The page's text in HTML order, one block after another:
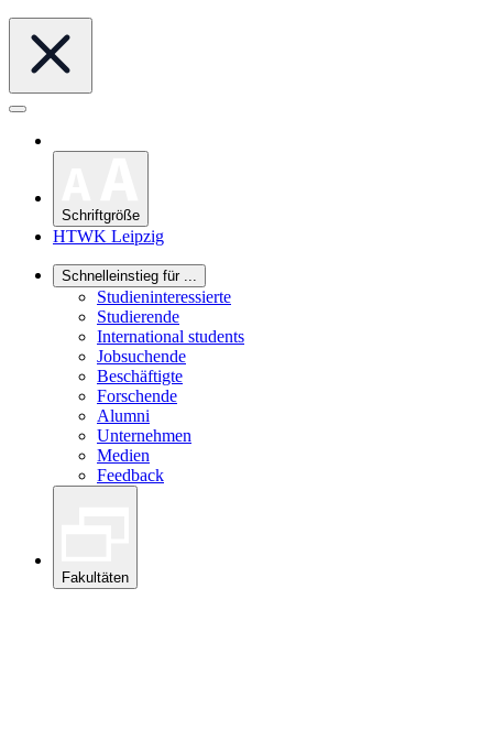
Schriftgröße
HTWK Leipzig
Schnelleinstieg für ...
Studieninteressierte
Studierende
International students
Jobsuchende
Beschäftigte
Forschende
Alumni
Unternehmen
Medien
Feedback
Fakultäten